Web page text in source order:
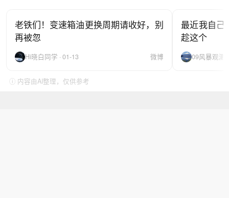
老铁们！变速箱油更换周期请收好，别
再被忽
Hi晓白同学 · 01-13 微博
最近我自己
趁这个
09风暴观测
ⓘ 内容由AI整理，仅供参考